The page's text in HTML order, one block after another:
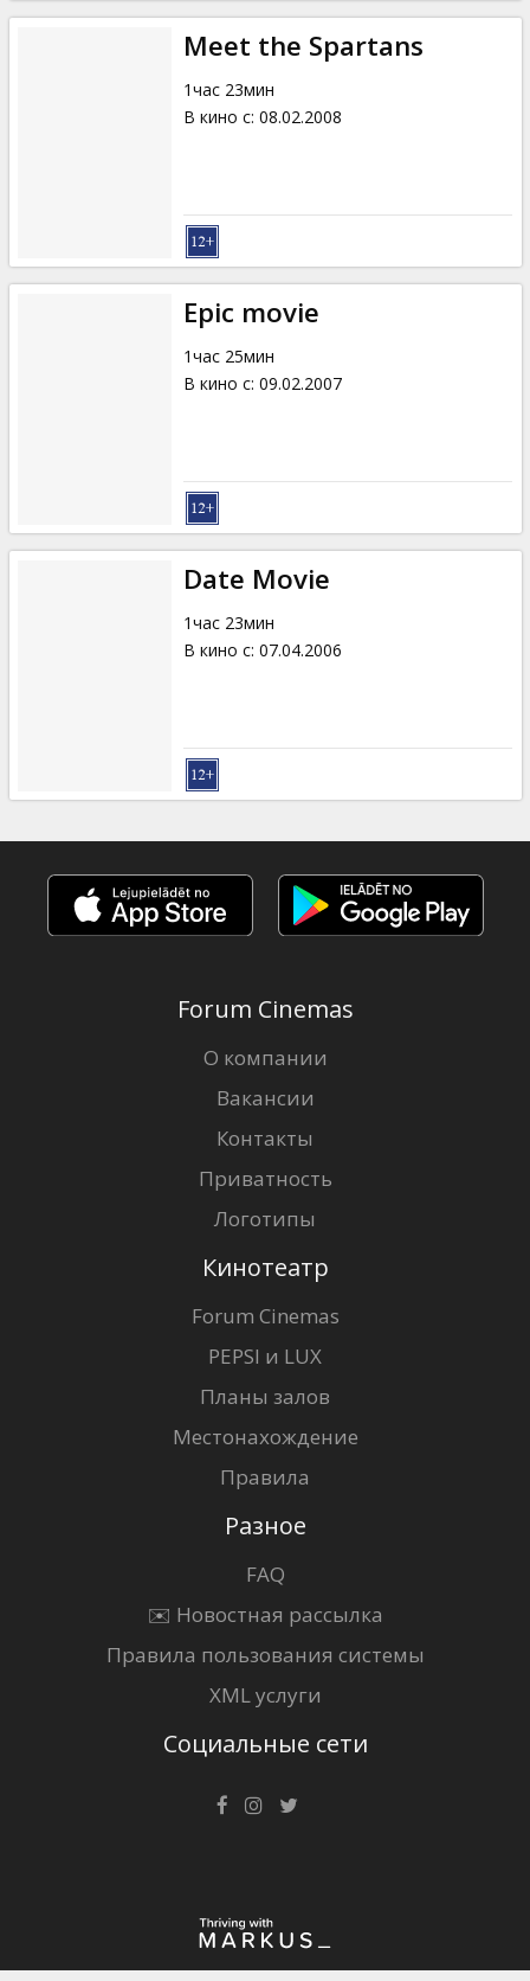
Meet the Spartans
1час 23мин
В кино с: 08.02.2008
Epic movie
1час 25мин
В кино с: 09.02.2007
Date Movie
1час 23мин
В кино с: 07.04.2006
Forum Cinemas
О компании
Вакансии
Контакты
Приватность
Логотипы
Кинотеатр
Forum Cinemas
PEPSI и LUX
Планы залов
Местонахождение
Правила
Разное
FAQ
✉️ Новостная рассылка
Правила пользования системы
XML услуги
Социальные сети